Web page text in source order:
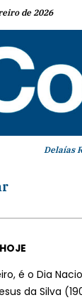
de 2026
Delaías
é o Dia
da Silva